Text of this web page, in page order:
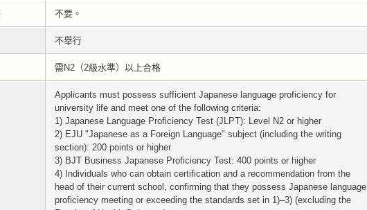
不要。
不舉行
需N2（2級水準）以上合格
Applicants must possess sufficient Japanese language proficiency for
university life and meet one of the following criteria:
1) Japanese Language Proficiency Test (JLPT): Level N2 or higher
2) EJU "Japanese as a Foreign Language" subject (including the writing
section): 200 points or higher
3) BJT Business Japanese Proficiency Test: 400 points or higher
4) Individuals who can obtain certification and a recommendation from the
head of their current school, confirming that they possess Japanese language
proficiency meeting or exceeding the standards set in 1)–3) (excluding the